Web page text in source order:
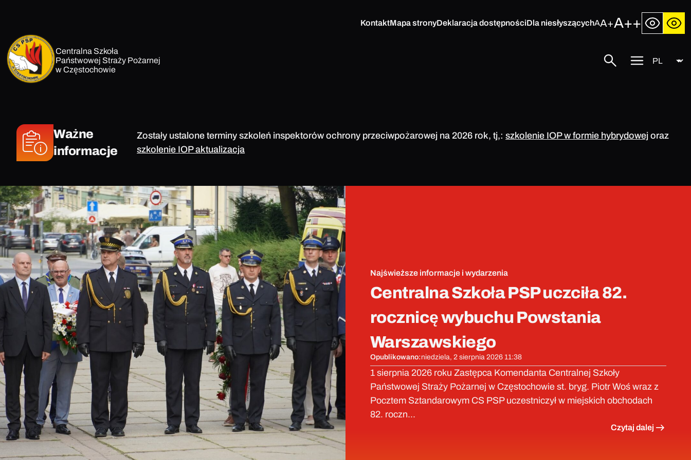
KontaktMapa stronyDeklaracja dostępnościDla niesłyszącychAA+A++
Centralna Szkoła
Państwowej Straży Pożarnej
w Częstochowie
SzukajPrzycisk
Język
Ważne
informacje
Zostały ustalone terminy szkoleń inspektorów ochrony przeciwpożarowej na 2026 rok, tj,:szkolenie IOP w formie hybrydowej oraz
szkolenie IOP aktualizacja
Najświeższe informacje i wydarzenia
Centralna Szkoła PSP uczciła 82.
rocznicę wybuchu Powstania
Warszawskiego
Opublikowano:niedziela, 2 sierpnia 2026 11:38
1 sierpnia 2026 roku Zastępca Komendanta Centralnej Szkoły
Państwowej Straży Pożarnej w Częstochowie st. bryg. Piotr Woś wraz z
Pocztem Sztandarowym CS PSP uczestniczył w miejskich obchodach
82. roczn...
Czytaj dalej